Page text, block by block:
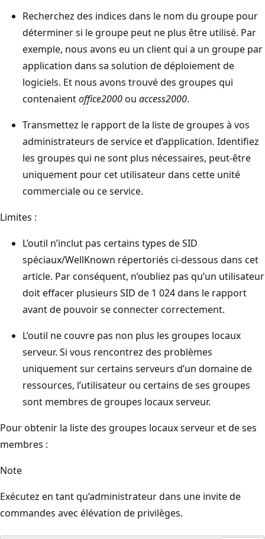
Recherchez des indices dans le nom du groupe pour
déterminer si le groupe peut ne plus être utilisé. Par
exemple, nous avons eu un client qui a un groupe par
application dans sa solution de déploiement de
logiciels. Et nous avons trouvé des groupes qui
contenaientoffice2000ou access2000.
Transmettez le rapport de la liste de groupes à vos
administrateurs de service et d’application. Identifiez
les groupes qui ne sont plus nécessaires, peut-être
uniquement pour cet utilisateur dans cette unité
commerciale ou ce service.
Limites :
L’outil n’inclut pas certains types de SID
spéciaux/WellKnown répertoriés ci-dessous dans cet
article. Par conséquent, n’oubliez pas qu’un utilisateur
doit effacer plusieurs SID de 1 024 dans le rapport
avant de pouvoir se connecter correctement.
L’outil ne couvre pas non plus les groupes locaux
serveur. Si vous rencontrez des problèmes
uniquement sur certains serveurs d’un domaine de
ressources, l’utilisateur ou certains de ses groupes
sont membres de groupes locaux serveur.
Pour obtenir la liste des groupes locaux serveur et de ses
membres :
Note
Exécutez en tant qu’administrateur dans une invite de
commandes avec élévation de privilèges.